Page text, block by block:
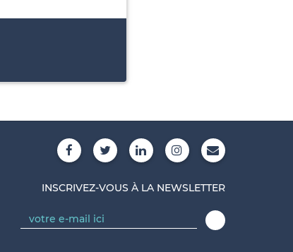
INSCRIVEZ-VOUS À LA NEWSLETTER